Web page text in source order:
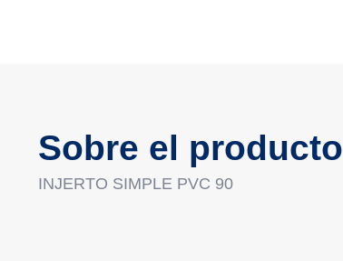
Sobre el producto
INJERTO SIMPLE PVC 90